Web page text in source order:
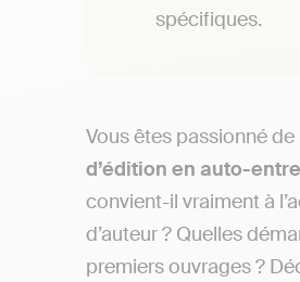
spécifiques.
Vous êtes passionné
d’édition en auto-
convient-il vraiment à
d’auteur ? Quelles
premiers ouvrages ?